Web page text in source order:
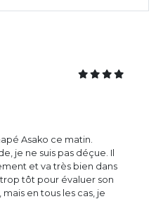
Asako ce matin.
je ne suis pas déçue. Il
et va très bien dans
tôt pour évaluer son
en tous les cas, je